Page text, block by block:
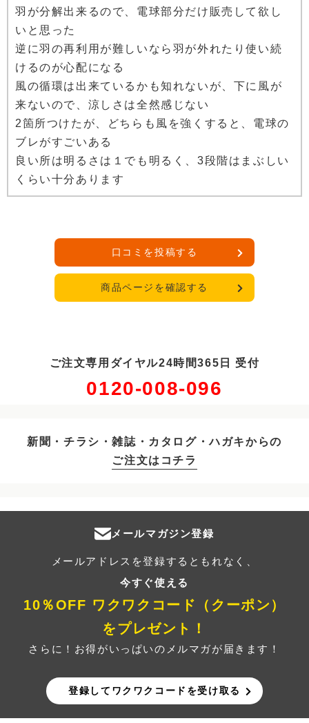
羽が分解出来るので、電球部分だけ販売して欲し
いと思った
逆に羽の再利用が難しいなら羽が外れたり使い続
けるのが心配になる
風の循環は出来ているかも知れないが、下に風が
来ないので、涼しさは全然感じない
2箇所つけたが、どちらも風を強くすると、電球の
ブレがすごいある
良い所は明るさは１でも明るく、3段階はまぶしい
くらい十分あります
口コミを投稿する
商品ページを確認する
ご注文専用ダイヤル24時間365日 受付
0120-008-096
新聞・チラシ・雑誌・カタログ・ハガキからの
ご注文はコチラ
メールマガジン登録
メールアドレスを登録するともれなく、
今すぐ使える
10％OFF ワクワクコード（クーポン）
をプレゼント！
さらに！お得がいっぱいのメルマガが届きます！
登録してワクワクコードを受け取る